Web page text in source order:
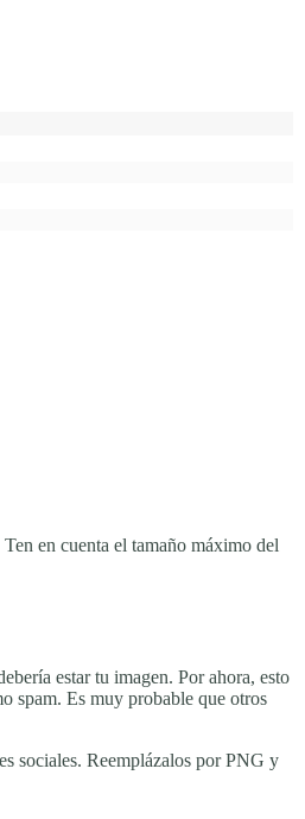
en cuenta el tamaño máximo del
estar tu imagen. Por ahora, esto
spam. Es muy probable que otros
sociales. Reemplázalos por PNG y